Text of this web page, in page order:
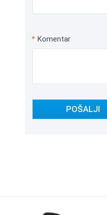
* Komentar
POŠALJI